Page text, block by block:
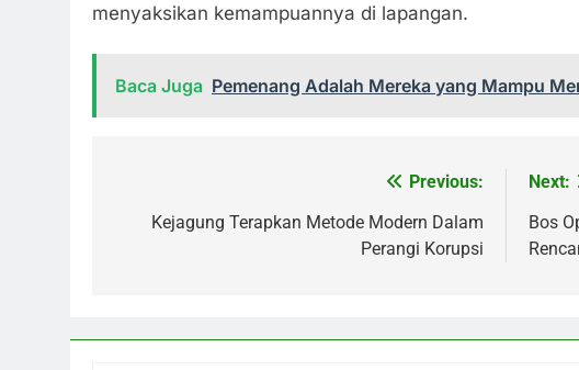
menyaksikan kemampuannya di lapangan.
Baca Juga Pemenang Adalah Mereka yang Mampu
pos
Previous:
Kejagung Terapkan Metode Modern Dalam
Perangi Korupsi
Next:
Bos